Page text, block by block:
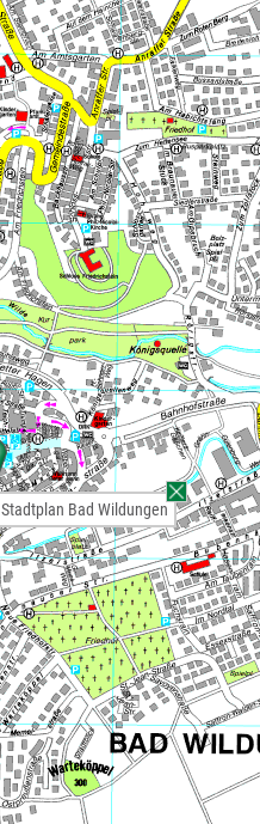
Stadtplan Bad Wildungen